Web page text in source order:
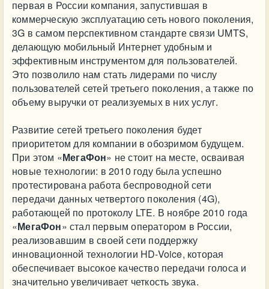
первая в России компания, запустившая в
коммерческую эксплуатацию сеть нового поколения,
3G в самом перспективном стандарте связи UMTS,
делающую мобильный Интернет удобным и
эффективным инструментом для пользователей.
Это позволило нам стать лидерами по числу
пользователей сетей третьего поколения, а также по
объему выручки от реализуемых в них услуг.
Развитие сетей третьего поколения будет
приоритетом для компании в обозримом будущем.
При этом «МегаФон» не стоит на месте, осваивая
новые технологии: в 2010 году была успешно
протестирована работа беспроводной сети
передачи данных четвертого поколения (4G),
работающей по протоколу LTE. В ноябре 2010 года
«МегаФон» стал первым оператором в России,
реализовавшим в своей сети поддержку
инновационной технологии HD-Voice, которая
обеспечивает высокое качество передачи голоса и
значительно увеличивает четкость звука.